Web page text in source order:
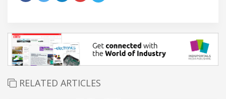
RELATED ARTICLES